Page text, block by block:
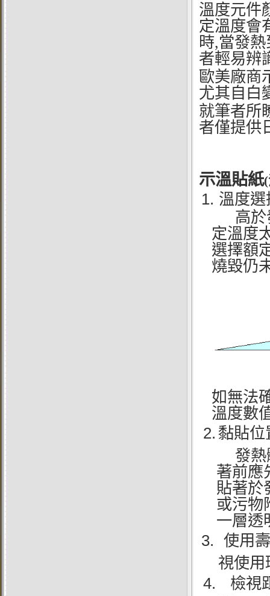
溫度元件
定溫度會
時,當發
者輕易辨
歐美廠商
尤其自白
就筆者所
者僅提供
示溫貼紙
1. 溫度選
高於
定溫度
選擇額
燒毀仍
如無法
溫度數
2. 黏貼位
發熱
著前應
貼著於
或污物
一層透
3.
使用
視使用
4.
檢視